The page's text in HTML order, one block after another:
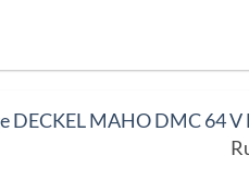
DECKEL MAHO DMC 64 V